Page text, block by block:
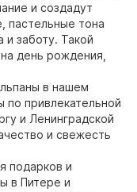
и создадут
пастельные тона
и заботу. Такой
день рождения,
в нашем
по привлекательной
и Ленинградской
и свежесть
подарков и
в Питере и